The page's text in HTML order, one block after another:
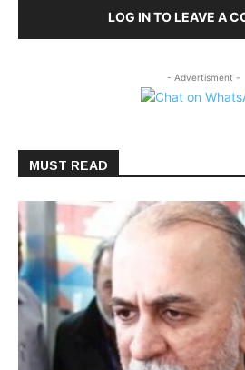
LOG IN TO LEAVE A
- Advertisment -
MUST READ